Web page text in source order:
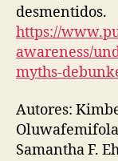
desmentidos.
https://
awareness/
myths-
Autores:
Oluwafemifola
Samantha F.